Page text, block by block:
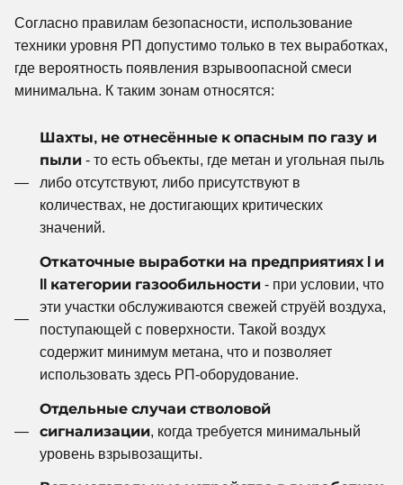
Согласно правилам безопасности, использование
техники уровня РП допустимо только в тех выработках,
где вероятность появления взрывоопасной смеси
минимальна. К таким зонам относятся:
Шахты, не отнесённые к опасным по газу и
пыли - то есть объекты, где метан и угольная пыль
либо отсутствуют, либо присутствуют в
количествах, не достигающих критических
значений.
Откаточные выработки на предприятиях I и
II категории газообильности - при условии, что
эти участки обслуживаются свежей струёй воздуха,
поступающей с поверхности. Такой воздух
содержит минимум метана, что и позволяет
использовать здесь РП-оборудование.
Отдельные случаи стволовой
сигнализации, когда требуется минимальный
уровень взрывозащиты.